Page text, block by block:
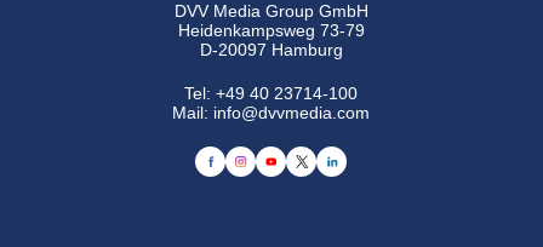
DVV Media Group GmbH
Heidenkampsweg 73-79
D-20097 Hamburg
Tel:+49 40 23714-100
Mail: info@dvvmedia.com